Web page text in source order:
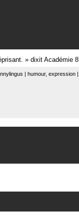
» dixit Académie 8
| humour, expression |